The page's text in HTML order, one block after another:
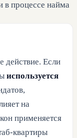
в процессе найма
действие. Если
используется
на
применяется
квартиры